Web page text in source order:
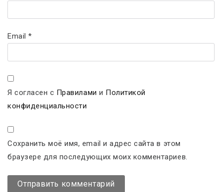
Email*
Я согласен с Правилами и Политикой
конфиденциальности
Сохранить моё имя, email и адрес сайта в этом
браузере для последующих моих комментариев.